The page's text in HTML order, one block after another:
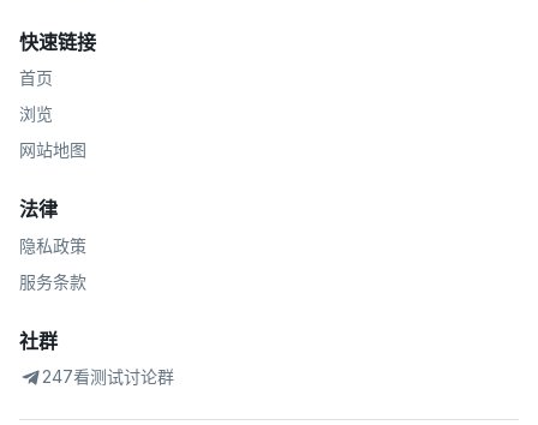
快速链接
首页
浏览
网站地图
法律
隐私政策
服务条款
社群
247看测试讨论群